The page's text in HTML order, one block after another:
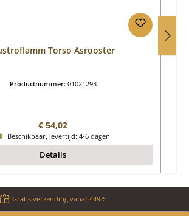
Torso Asrooster
Productnummer: 01021293
Normale prijs:
€ 54,02
Beschikbaar, levertijd: 4-6 dagen
Details
Gratis verzending vanaf 449 €